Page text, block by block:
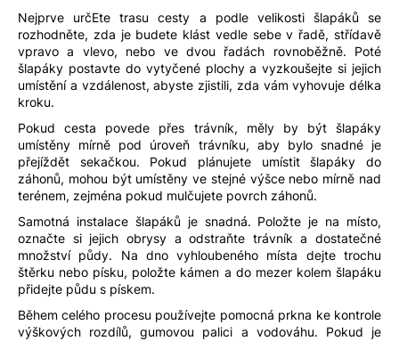
Nejprve určEte trasu cesty a podle velikosti šlapáků se
rozhodněte, zda je budete klást vedle sebe v řadě, střídavě
vpravo a vlevo, nebo ve dvou řadách rovnoběžně. Poté
šlapáky postavte do vytyčené plochy a vyzkoušejte si jejich
umístění a vzdálenost, abyste zjistili, zda vám vyhovuje délka
kroku.
Pokud cesta povede přes trávník, měly by být šlapáky
umístěny mírně pod úroveň trávníku, aby bylo snadné je
přejíždět sekačkou. Pokud plánujete umístit šlapáky do
záhonů, mohou být umístěny ve stejné výšce nebo mírně nad
terénem, zejména pokud mulčujete povrch záhonů.
Samotná instalace šlapáků je snadná. Položte je na místo,
označte si jejich obrysy a odstraňte trávník a dostatečné
množství půdy. Na dno vyhloubeného místa dejte trochu
štěrku nebo písku, položte kámen a do mezer kolem šlapáku
přidejte půdu s pískem.
Během celého procesu používejte pomocná prkna ke kontrole
výškových rozdílů, gumovou palici a vodováhu. Pokud je